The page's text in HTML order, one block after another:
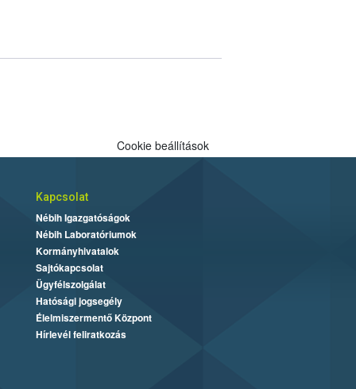
Cookie beállítások
Kapcsolat
Nébih Igazgatóságok
Nébih Laboratóriumok
Kormányhivatalok
Sajtókapcsolat
Ügyfélszolgálat
Hatósági jogsegély
Élelmiszermentő Központ
Hírlevél feliratkozás